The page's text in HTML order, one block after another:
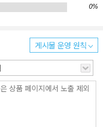
0%
게시물 운영 원칙